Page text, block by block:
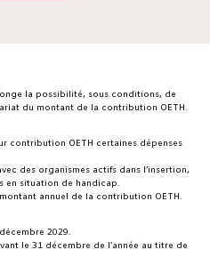
la possibilité, sous conditions, de
du montant de la contribution OETH.
contribution OETH certaines dépenses
des organismes actifs dans l’insertion,
en situation de handicap.
annuel de la contribution OETH.
2029.
le 31 décembre de l’année au titre de